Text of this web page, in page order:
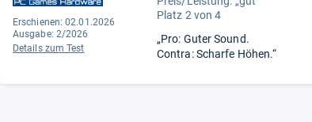
Erschienen: 02.01.2026
Ausgabe: 2/2026
Details zum Test
Platz 2 von 4
„Pro: Guter Sound.
Contra: Scharfe Höhen.“